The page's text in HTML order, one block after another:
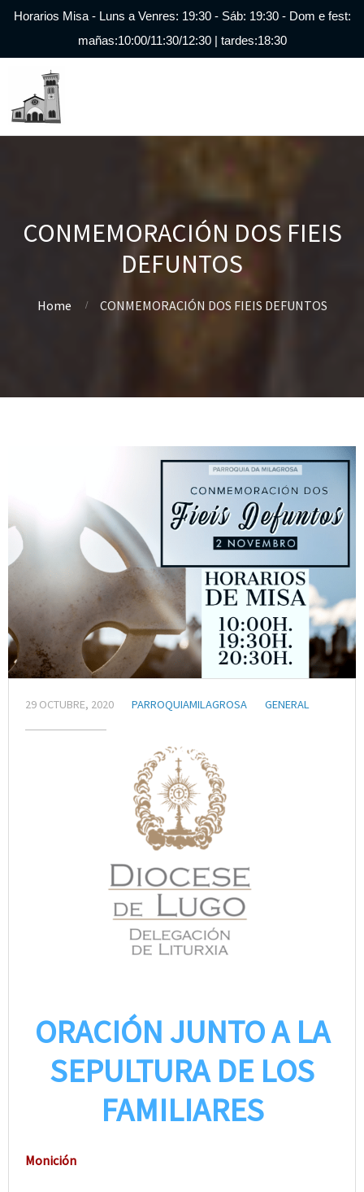
Horarios Misa - Luns a Venres: 19:30 - Sáb: 19:30 - Dom e fest:
mañas:10:00/11:30/12:30 | tardes:18:30
CONMEMORACIÓN DOS FIEIS
DEFUNTOS
Home CONMEMORACIÓN DOS FIEIS DEFUNTOS
29 OCTUBRE, 2020 PARROQUIAMILAGROSA GENERAL
ORACIÓN JUNTO A LA
SEPULTURA DE LOS
FAMILIARES
Monición